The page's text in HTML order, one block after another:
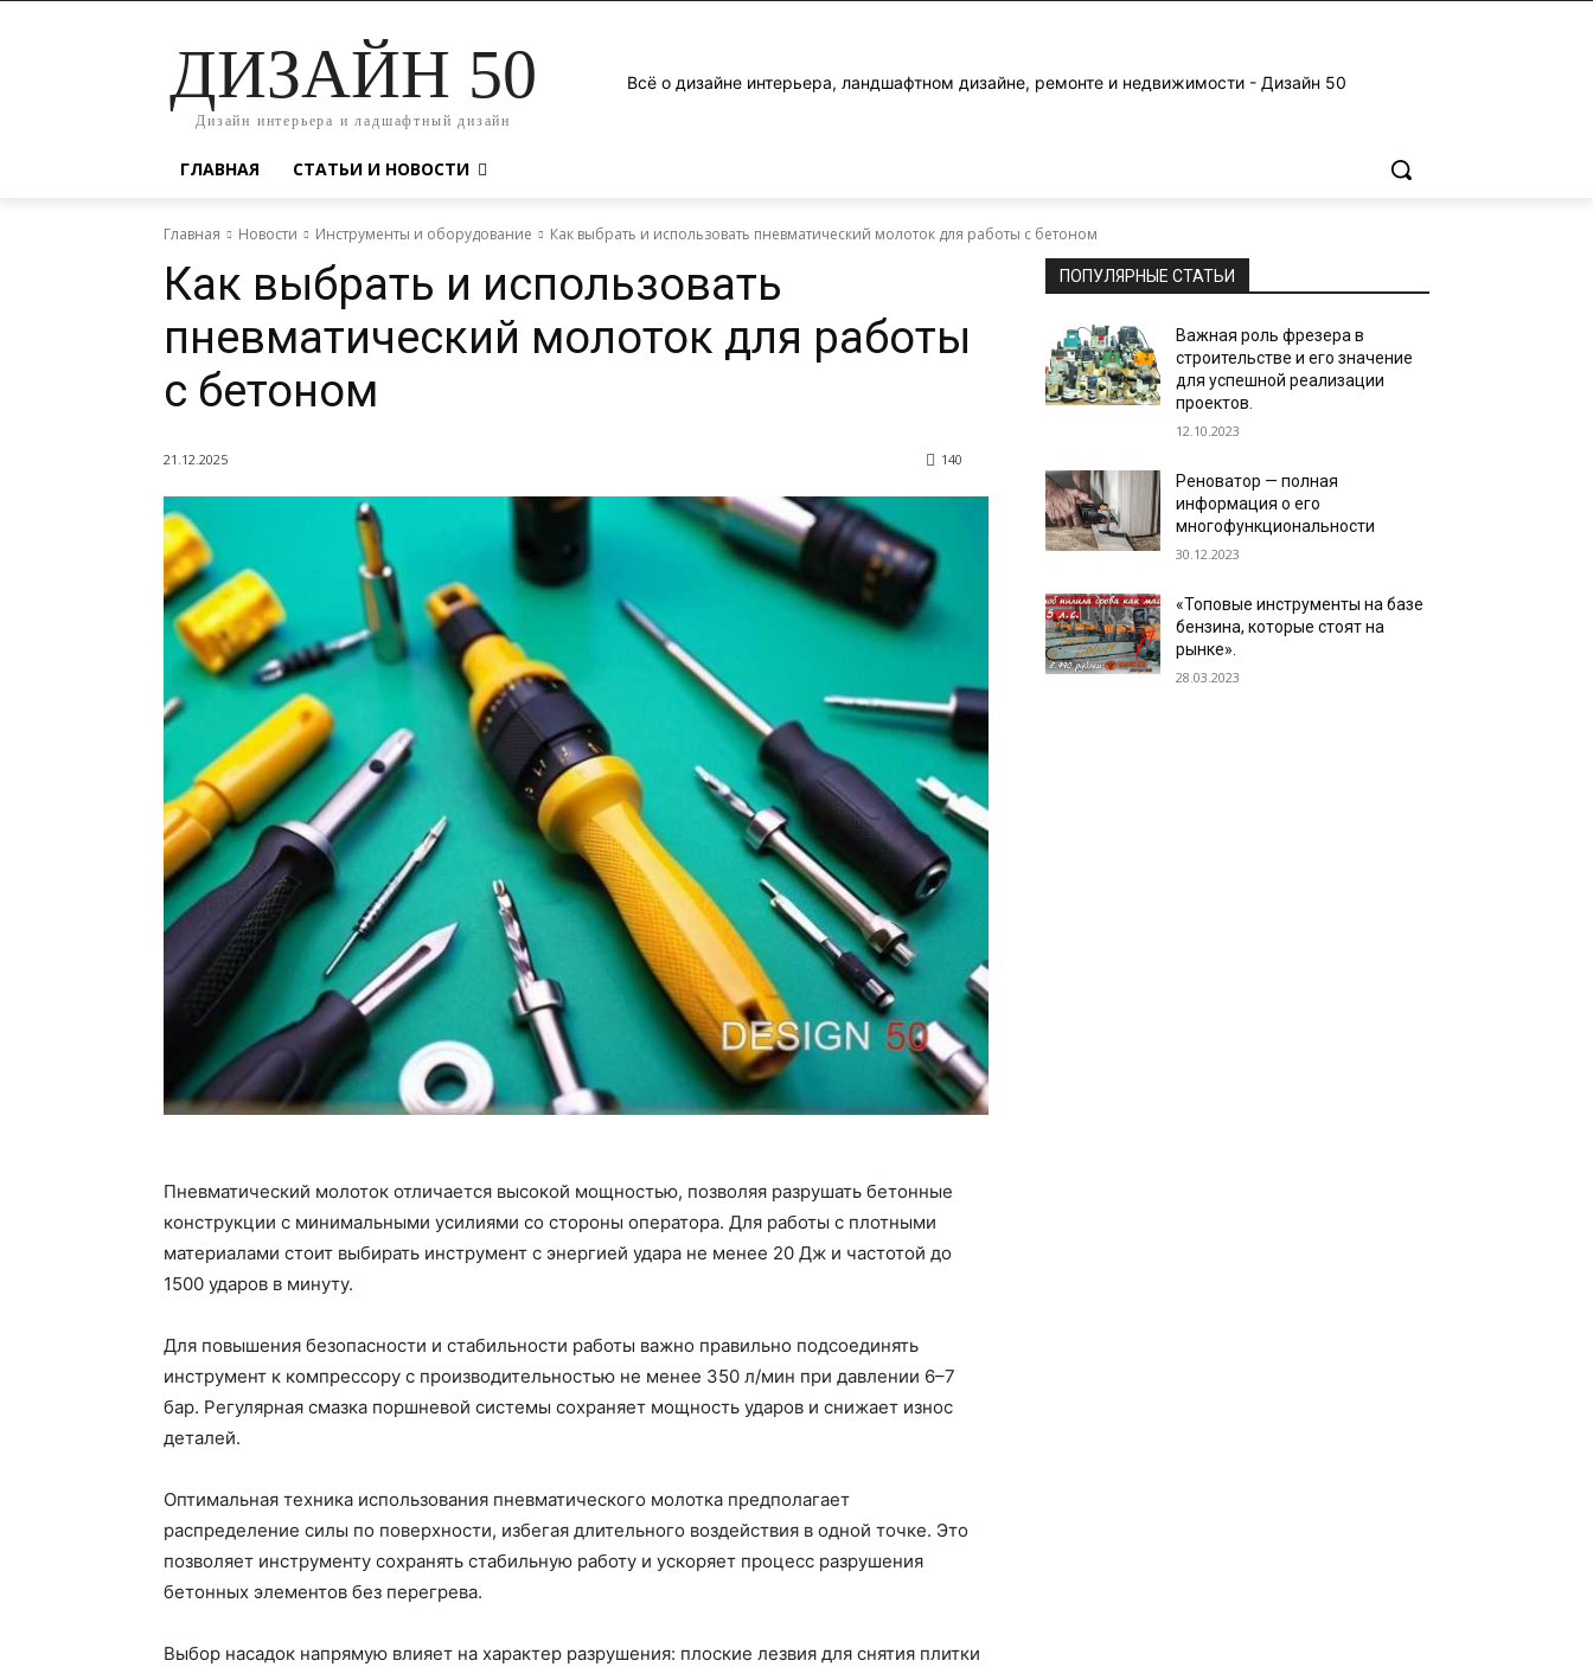
ДИЗАЙН 50
Дизайн интерьера и ладшафтный дизайн
Всё о дизайне интерьера, ландшафтном дизайне, ремонте и недвижимости - Дизайн 50
ГЛАВНАЯ СТАТЬИ И НОВОСТИ
Главная Новости Инструменты и оборудование Как выбрать и использовать пневматический молоток для работы с бетоном
Как выбрать и использовать
пневматический молоток для работы
с бетоном
21.12.2025 140
Пневматический молоток отличается высокой мощностью, позволяя разрушать бетонные
конструкции с минимальными усилиями со стороны оператора. Для работы с плотными
материалами стоит выбирать инструмент с энергией удара не менее 20 Дж и частотой до
1500 ударов в минуту.
Для повышения безопасности и стабильности работы важно правильно подсоединять
инструмент к компрессору с производительностью не менее 350 л/мин при давлении 6–7
бар. Регулярная смазка поршневой системы сохраняет мощность ударов и снижает износ
деталей.
Оптимальная техника использования пневматического молотка предполагает
распределение силы по поверхности, избегая длительного воздействия в одной точке. Это
позволяет инструменту сохранять стабильную работу и ускоряет процесс разрушения
бетонных элементов без перегрева.
Выбор насадок напрямую влияет на характер разрушения: плоские лезвия для снятия плитки
ПОПУЛЯРНЫЕ СТАТЬИ
Важная роль фрезера в
строительстве и его значение
для успешной реализации
проектов.
12.10.2023
Реноватор — полная
информация о его
многофункциональности
30.12.2023
«Топовые инструменты на базе
бензина, которые стоят на
рынке».
28.03.2023